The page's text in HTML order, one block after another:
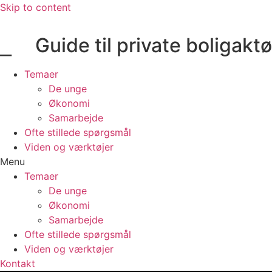
Skip to content
⎯ ⠀ Guide til private
Temaer
De unge
Økonomi
Samarbejde
Ofte stillede spørgsmål
Viden og værktøjer
Menu
Temaer
De unge
Økonomi
Samarbejde
Ofte stillede spørgsmål
Viden og værktøjer
Kontakt